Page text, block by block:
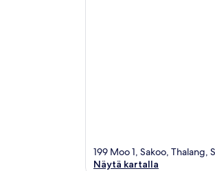
199 Moo 1, Sakoo, Thalang,
Näytä kartalla